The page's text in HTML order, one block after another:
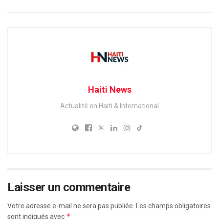
Haiti News
Actualité en Haiti & International
Laisser un commentaire
Votre adresse e-mail ne sera pas publiée. Les champs obligatoires
sont indiqués avec *